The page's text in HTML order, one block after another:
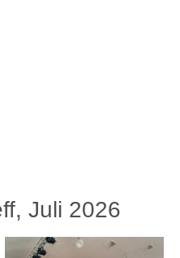
Juli 2026